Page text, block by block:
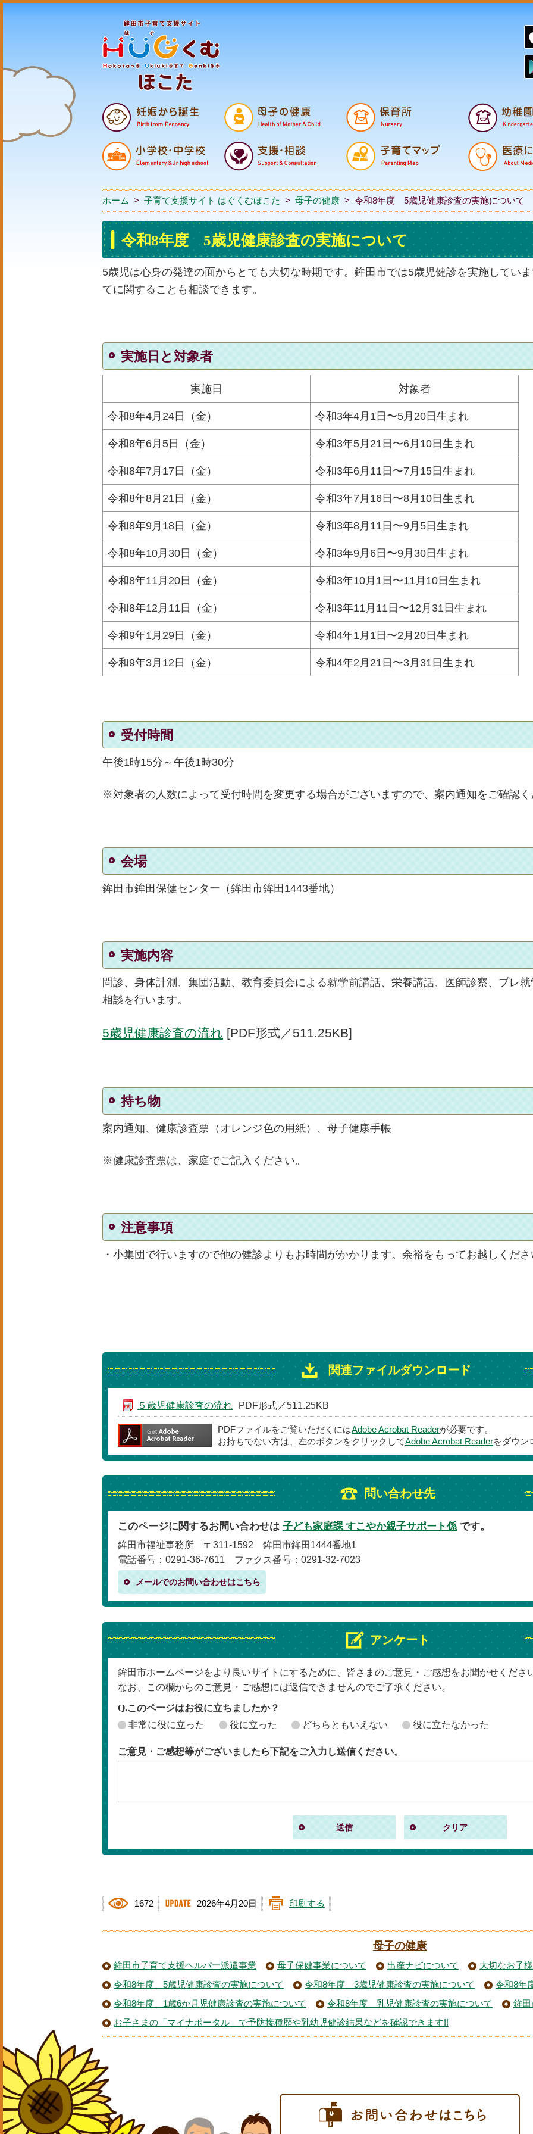
鉾田市子育て支
妊娠から誕生
小学校・中学校
ホーム > 子育て支援サイト はぐくむほこた > 母子の健康 > 令和8年度 5歳児健康診査の実施について
令和8年度 5歳児健康診査の実施について
5歳児は心身の発達の面からとても大切な時期です。鉾田市では5歳児健診を実施してい
てに関することも相談できます。
実施日と対象者
実施日 対象者
令和8年4月24日（金） 令和3年4月1日〜5月20日生まれ
令和8年6月5日（金） 令和3年5月21日〜6月10日生まれ
令和8年7月17日（金） 令和3年6月11日〜7月15日生まれ
令和8年8月21日（金） 令和3年7月16日〜8月10日生まれ
令和8年9月18日（金） 令和3年8月11日〜9月5日生まれ
令和8年10月30日（金） 令和3年9月6日〜9月30日生まれ
令和8年11月20日（金） 令和3年10月1日〜11月10日生まれ
令和8年12月11日（金） 令和3年11月11日〜12月31日生まれ
令和9年1月29日（金） 令和4年1月1日〜2月20日生まれ
令和9年3月12日（金） 令和4年2月21日〜3月31日生まれ
受付時間
午後1時15分～午後1時30分
※対象者の人数によって受付時間を変更する場合がございますので、案内通知をご確認
会場
鉾田市鉾田保健センター（鉾田市鉾田1443番地）
実施内容
問診、身体計測、集団活動、教育委員会による就学前講話、栄養講話、医師診察、プレ
相談を行います。
5歳児健康診査の流れ [PDF形式／511.25KB]
持ち物
案内通知、健康診査票（オレンジ色の用紙）、 母子健康手帳
※健康診査票は、家庭でご記入ください。
注意事項
・小集団で行いますので他の健診よりもお時間がかかります。余裕をもってお越しくだ
関連ファイルダウンロード
５歳児健康診査の流れ PDF形式／511.25KB
PDFファイルをご覧いただくにはAdobe Acrobat Readerが必要です。
お持ちでない方は、左のボタンをクリックしてAdobe Acrobat Readerをダウン
問い合わせ先
このページに関するお問い合わせは 子ども家庭課 すこやか親子サポート係 です。
鉾田市福祉事務所 〒311-1592 鉾田市鉾田1444番地1
電話番号：0291-36-7611 ファクス番号：0291-32-7023
メールでのお問い合わせはこちら
アンケート
鉾田市ホームページをより良いサイトにするために、皆さまのご意見・ご感想をお聞かせくださ
なお、この欄からのご意見・ご感想には返信できませんのでご了承ください。
Q.このページはお役に立ちましたか？
非常に役に立った
役に立った どちらともいえない 役に立たなかった
ご意見・ご感想等がございましたら下記をご入力し送信ください。
1672 2026年4月20日 印刷する
母子の健康
鉾田市子育て支援ヘルパー派遣事業 母子保健事業について 出産ナビについて
大切なお子
令和8年度 5歳児健康診査の実施について
令和8年度 3歳児健康診査の実施について
令和8年
令和8年度 1歳6か月児健康診査の実施について
令和8年度 乳児健康診査の実施について
鉾田
お子さまの「マイナポータル」で予防接種歴や乳幼児健診結果などを確認できます!!